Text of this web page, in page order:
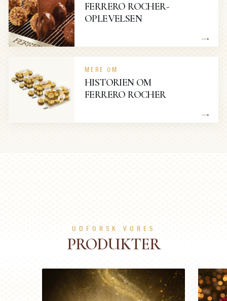
FERRERO ROCHER-
OPLEVELSEN
MERE OM
HISTORIEN OM
FERRERO ROCHER
UDFORSK VORES
PRODUKTER